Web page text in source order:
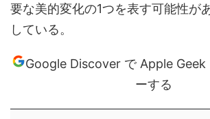
要な美的変化の1つを表す可能性が
している。
Google Discover で Apple Geek
ーする